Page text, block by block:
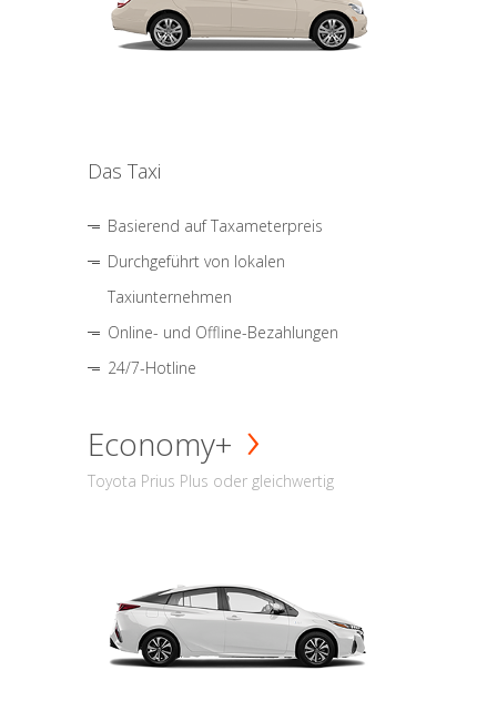
Das Taxi
Basierend auf Taxameterpreis
Durchgeführt von lokalen
Taxiunternehmen
Online- und Offline-Bezahlungen
24/7-Hotline
Economy+
Toyota Prius Plus oder gleichwertig